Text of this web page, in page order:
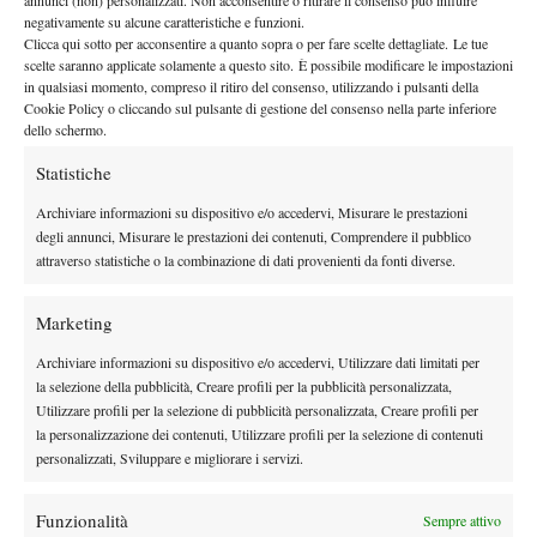
negativamente su alcune caratteristiche e funzioni.
Clicca qui sotto per acconsentire a quanto sopra o per fare scelte dettagliate. Le tue
scelte saranno applicate solamente a questo sito. È possibile modificare le impostazioni
in qualsiasi momento, compreso il ritiro del consenso, utilizzando i pulsanti della
Cookie Policy o cliccando sul pulsante di gestione del consenso nella parte inferiore
dello schermo.
Statistiche
Archiviare informazioni su dispositivo e/o accedervi, Misurare le prestazioni
degli annunci, Misurare le prestazioni dei contenuti, Comprendere il pubblico
attraverso statistiche o la combinazione di dati provenienti da fonti diverse.
Marketing
Archiviare informazioni su dispositivo e/o accedervi, Utilizzare dati limitati per
la selezione della pubblicità, Creare profili per la pubblicità personalizzata,
Utilizzare profili per la selezione di pubblicità personalizzata, Creare profili per
la personalizzazione dei contenuti, Utilizzare profili per la selezione di contenuti
personalizzati, Sviluppare e migliorare i servizi.
Funzionalità Sempre attivo
Hsieh” ci sta benissimo!) il primo set 76 (dopo aver servito sul 5-
4 ed essere stata avanti 30-15). Ma io sul campo 17 non ci voglio
andare mai più, sono rimasto traumatizzato!
Scrivo, scrivo, aggiorno, aggiorno. Vado a vedere Robertina
Arvidsson, ma che ha perso malamente il primo (62 Svezia, 64
Italia). Purtroppo dal 2-2 al terzo la svedese gioca meglio, rischia
di più e comanda sempre il gioco. Roberta è troppo difensiva e
finisce per subire i “dirittoni” della scandinava, che vince
L’idea sarebbe quella di andare a vedere Dolgopolov ma il
campo non ha tribuna stampa e non c’è mezza sedia libera. Ed
eccomi qui ad un piccola critica sull’ordine di gioco. I match di
Seppi e Dolgopolov, che per motivi diversi sono stati “assaliti”
dagli appassionati, non dovevano assolutamente essere
resto non mi sento di criticare in nulla il Roland Garros!